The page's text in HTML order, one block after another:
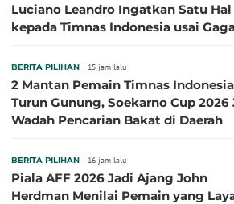
Luciano Leandro Ingatkan Satu Hal
kepada Timnas Indonesia usai
BERITA PILIHAN 15 jam lalu
2 Mantan Pemain Timnas Indonesia
Turun Gunung, Soekarno Cup 2026
Wadah Pencarian Bakat di Daerah
BERITA PILIHAN 16 jam lalu
Piala AFF 2026 Jadi Ajang John
Herdman Menilai Pemain yang